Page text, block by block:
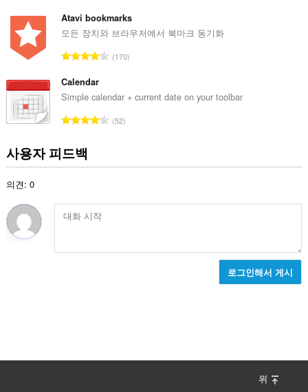
급
수
Atavi bookmarks
모든 장치와 브라우저에서 북마크 동기화
총
수
170
Calendar
Simple calendar + current date on your toolbar
총52
사용자 피드백
의견: 0
로그인해서 게시
위